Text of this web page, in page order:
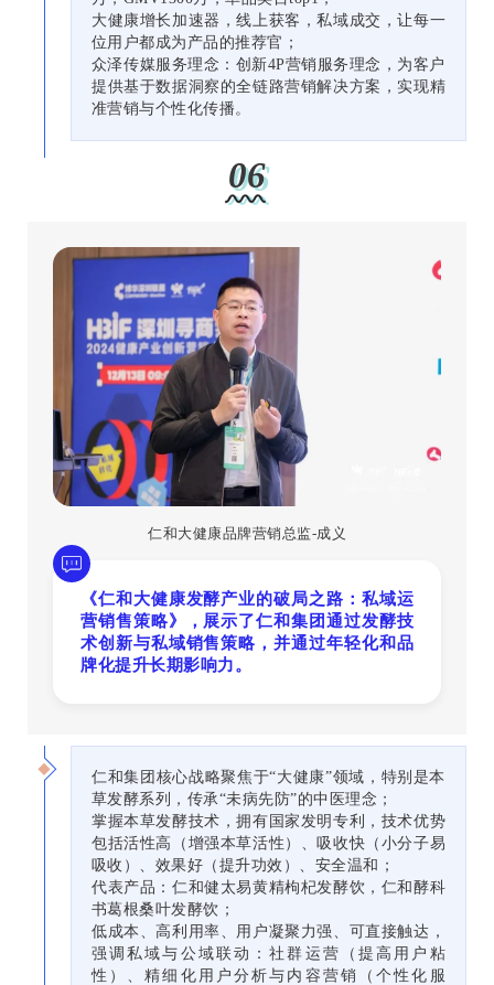
大健康增长加速器，线上获客，私域成交，让每一
位用户都成为产品的推荐官；
众泽传媒服务理念：创新4P营销服务理念，为客户
提供基于数据洞察的全链路营销解决方案，实现精
准营销与个性化传播。
06
仁和大健康品牌营销总监-成义
《仁和大健康发酵产业的破局之路：私域运
营销售策略》，展示了仁和集团通过发酵技
术创新与私域销售策略，并通过年轻化和品
牌化提升长期影响力。
仁和集团核心战略聚焦于“大健康”领域，特别是本
草发酵系列，传承“未病先防”的中医理念；
掌握本草发酵技术，拥有国家发明专利，技术优势
包括活性高（增强本草活性）、吸收快（小分子易
吸收）、效果好（提升功效）、安全温和；
代表产品：仁和健太易黄精枸杞发酵饮，仁和酵科
书葛根桑叶发酵饮；
低成本、高利用率、用户凝聚力强、可直接触达，
强调私域与公域联动：社群运营（提高用户粘
性）、精细化用户分析与内容营销（个性化服